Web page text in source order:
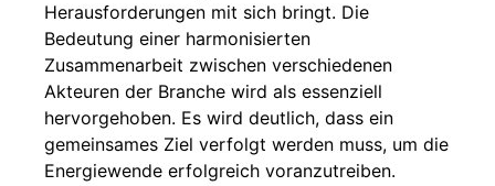
Herausforderungen mit sich bringt. Die
Bedeutung einer harmonisierten
Zusammenarbeit zwischen verschiedenen
Akteuren der Branche wird als essenziell
hervorgehoben. Es wird deutlich, dass ein
gemeinsames Ziel verfolgt werden muss, um die
Energiewende erfolgreich voranzutreiben.